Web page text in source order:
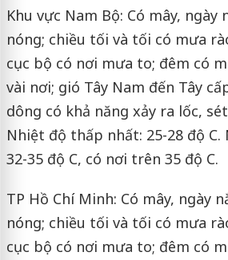
Khu vực Nam Bộ: Có mây, ngày
nóng; chiều tối và tối có mưa
cục bộ có nơi mưa to; đêm có
vài nơi; gió Tây Nam đến Tây
dông có khả năng xảy ra lốc,
Nhiệt độ thấp nhất: 25-28 độ
32-35 độ C, có nơi trên 35 độ C.
TP Hồ Chí Minh: Có mây, ngày
nóng; chiều tối và tối có mưa
cục bộ có nơi mưa to; đêm có